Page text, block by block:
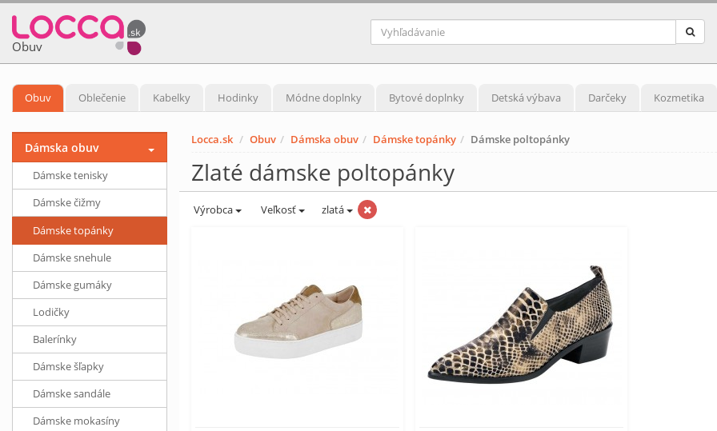
Obuv
Obuv Oblečenie Kabelky Hodinky Módne doplnky Bytové doplnky Detská výbava Darčeky Kozmetika
Locca.sk Obuv Dámska obuv Dámske topánky Dámske poltopánky
Zlaté dámske poltopánky
Výrobca Veľkosť zlatá
Dámska obuv
Dámske tenisky
Dámske čižmy
Dámske topánky
Dámske snehule
Dámske gumáky
Lodičky
Balerínky
Dámske šľapky
Dámske sandále
Dámske mokasíny